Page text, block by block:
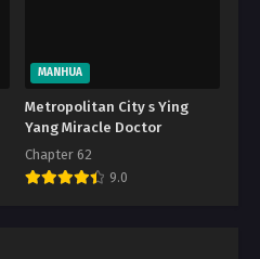
MANHUA
Metropolitan City s Ying
Yang Miracle Doctor
Chapter 62
9.0